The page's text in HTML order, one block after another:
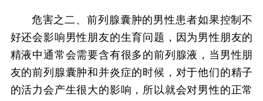
危害之二、前列腺囊肿的男性患者如果控制不
好还会影响男性朋友的生育问题，因为男性朋友的
精液中通常会需要含有很多的前列腺液，当男性朋
友的前列腺囊肿和并炎症的时候，对于他们的精子
的活力会产生很大的影响，所以就会对男性的正常